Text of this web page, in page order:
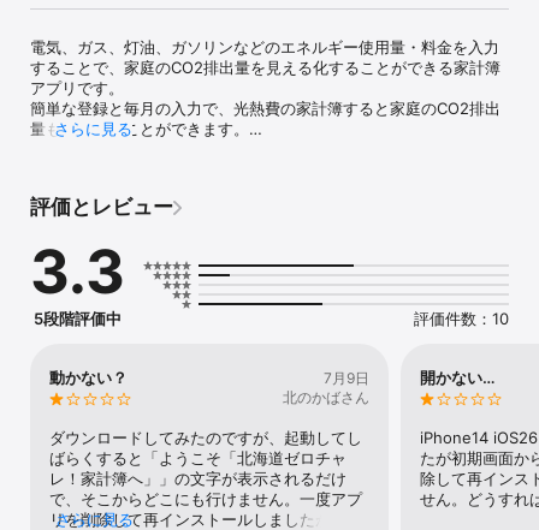
電気、ガス、灯油、ガソリンなどのエネルギー使用量・料金を入力
することで、家庭のCO2排出量を見える化することができる家計簿
アプリです。
簡単な登録と毎月の入力で、光熱費の家計簿すると家庭のCO2排出
量も把握することができます。
家族ID（ファミリーネーム）、ID・パスワード　など
電力事業者・契約メニュー、ガス種（都市・LP）、
太陽光発電設備の設置状況　など
【毎月入力】
○ エネルギー関係
電気、ガス、灯油、ガソリンの使用量・料金、
※検針票（電気、ガス）の写真取込機能（アプリ限定）
※ 入力データは家族間で共有可能（家族ID機能）
○ CO2排出量、各エネルギー使用量・料金の12ヵ月グラフ
○ 前年同月比との比較（キャラクターの表情で評価）
○ 類似の世帯平均との比較
○ 道内市町村の比較（削減率、参加率）
【お知らせ】
さらに見る
評価とレビュー
3.3
5段階評価中 評価件数：10
動かない？
7月9日
北のかばさん
ダウンロードしてみたのですが、起動してし
ばらくすると「ようこそ「北海道ゼロチャ
レ！家計簿へ」」の文字が表示されるだけ
で、そこからどこにも行けません。一度アプ
リを削除して再インストールしましたが変わ
さらに見る
開かない…
iPhone14
たが初期画面か
除して再インス
せん。どうすれ